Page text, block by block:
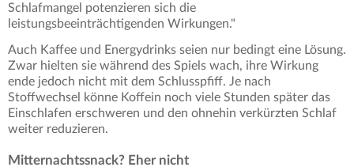
Schlafmangel potenzieren sich die
leistungsbeeinträchtigenden Wirkungen."
Auch Kaffee und Energydrinks seien nur bedingt eine Lösung.
Zwar hielten sie während des Spiels wach, ihre Wirkung
ende jedoch nicht mit dem Schlusspfiff. Je nach
Stoffwechsel könne Koffein noch viele Stunden später das
Einschlafen erschweren und den ohnehin verkürzten Schlaf
weiter reduzieren.
Mitternachtssnack? Eher nicht